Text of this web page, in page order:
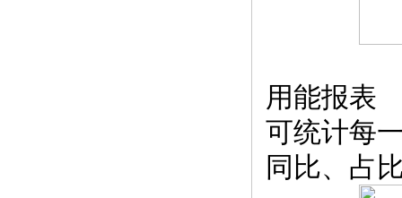
用能报表
可统计每
同比、占